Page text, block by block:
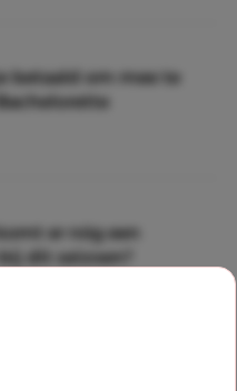
betaald om mee te
er nóg een
dit seizoen?